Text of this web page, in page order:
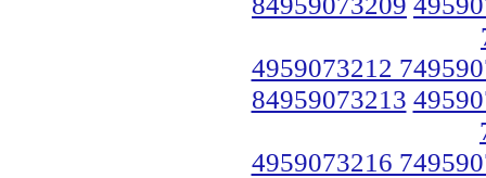
4959073212
84959073213
4959073216